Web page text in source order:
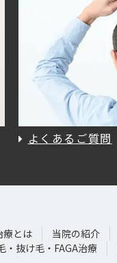
よくあるご質問
療とは 当院の紹介
・抜け毛・FAGA治療